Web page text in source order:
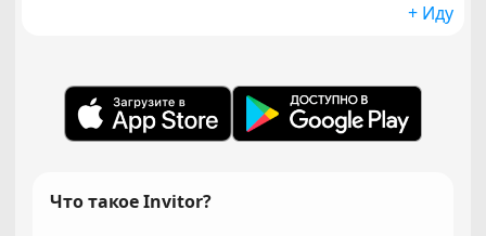
+ Иду
Что такое Invitor?